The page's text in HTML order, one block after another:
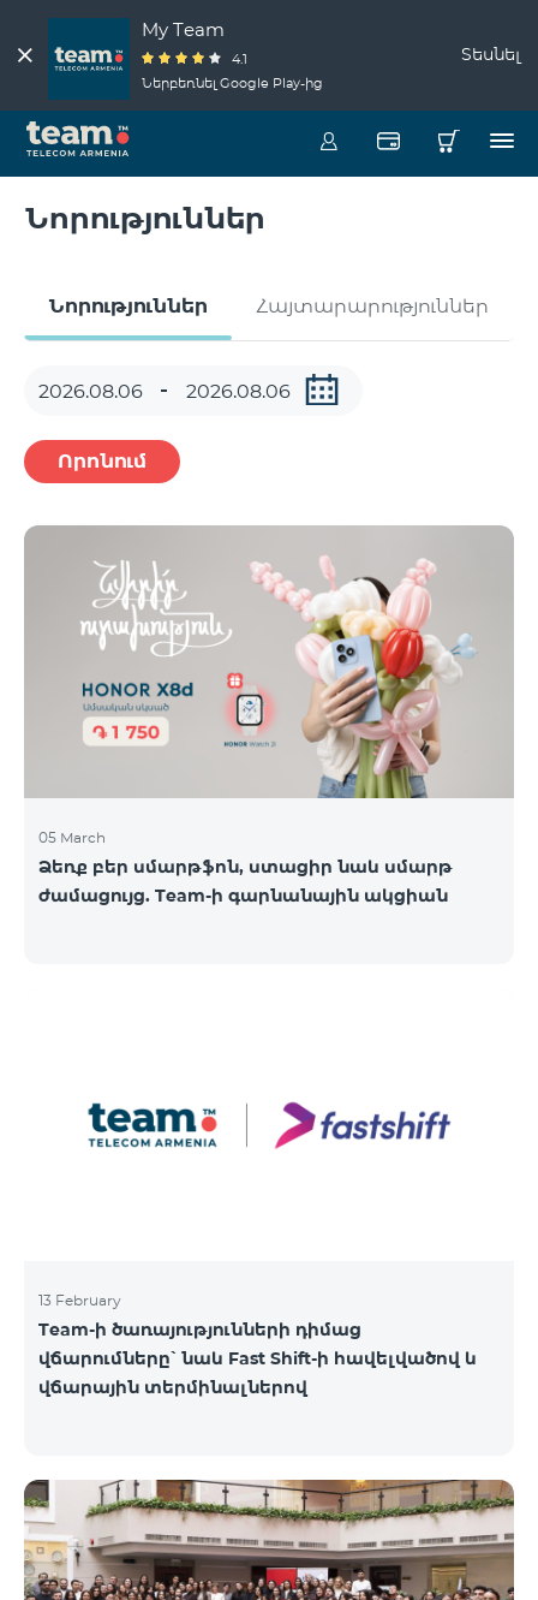
My Team
4.1
Ներբեռնել Google Play-ից
Տեսնել
Նորություններ
Նորություններ Հայտարարություններ
Որոնում
05 March
Ձեռք բեր սմարթֆոն, ստացիր նաև սմարթ
ժամացույց. Team-ի գարնանային ակցիան
13 February
Team-ի ծառայությունների դիմաց
վճարումները՝ նաև Fast Shift-ի հավելվածով և
վճարային տերմինալներով